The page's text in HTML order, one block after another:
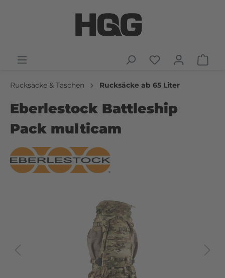
Rucksäcke & Taschen Rucksäcke ab 65 Liter
Eberlestock Battleship
Pack multicam